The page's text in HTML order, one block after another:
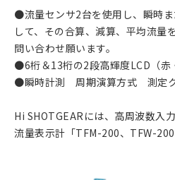
●流量センサ2台を使用し、瞬時
して、その合算、減算、平均
問い合わせ願います。
●6桁＆13桁の2段高輝度LCD（赤
●瞬時計測 周期演算方式 測定
Hi SHOTGEARには、高周波数入
流量表示計「TFM-200、TFW-200